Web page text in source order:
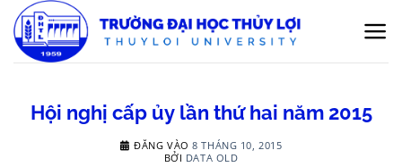
qua
nội
Hội nghị cấp ủy lần thứ hai năm 2015
ĐĂNG VÀO8 THÁNG 10, 2015
BỞI DATA OLD